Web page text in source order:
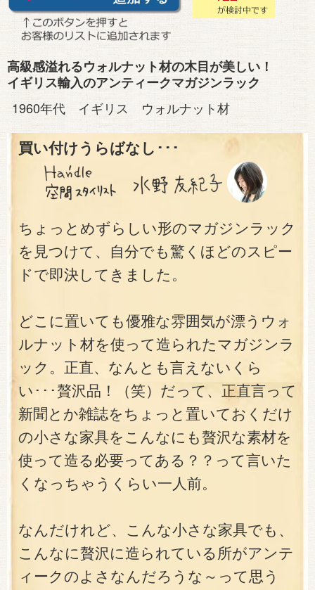
高級感溢れるウォルナット材の木目が美しい！
イギリス輸入のアンティークマガジンラック
1960年代 イギリス ウォルナット材
買い付けうらばなし･･･
ちょっとめずらしい形のマガジンラック
を見つけて、自分でも驚くほどのスピー
ドで即決してきました。
どこに置いても優雅な雰囲気が漂うウォ
ルナット材を使って造られたマガジンラ
ック。正直、なんとも言えないくら
い･･･贅沢品！（笑）だって、正直言って
新聞とか雑誌をちょっと置いておくだけ
の小さな家具をこんなにも贅沢な素材を
使って造る必要ってある？？って言いた
くなっちゃうくらい一人前。
なんだけれど、こんな小さな家具でも、
こんなに贅沢に造られている所がアンテ
ィークのよさなんだろうな～って思う